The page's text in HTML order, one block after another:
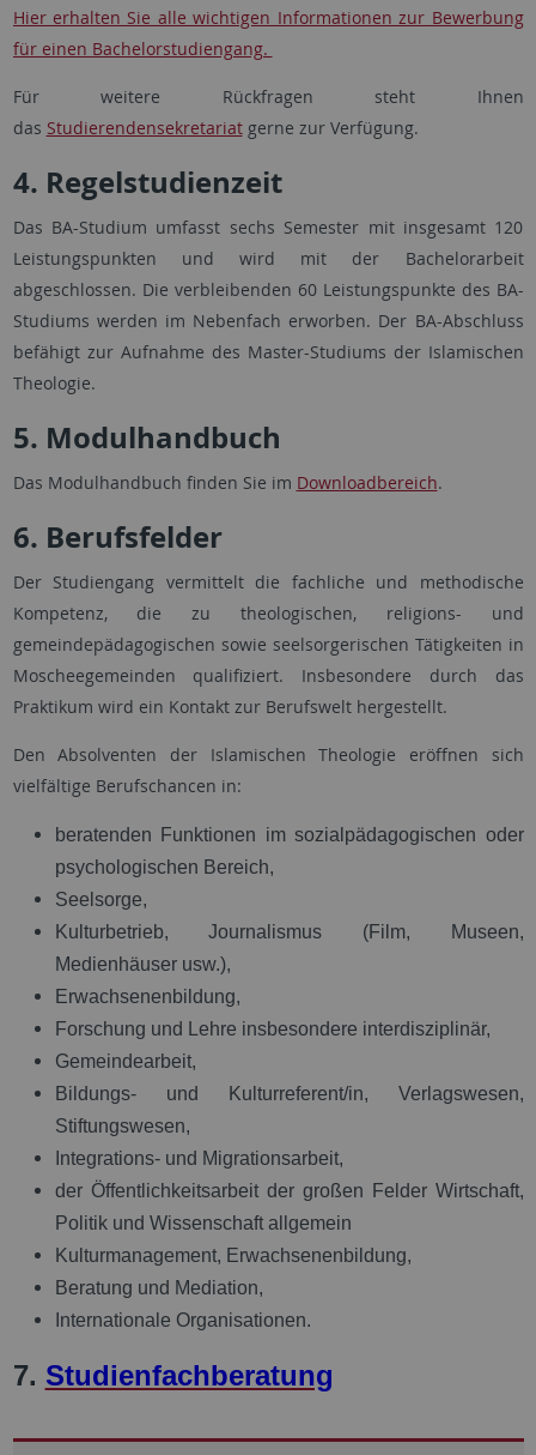
Hier erhalten Sie alle wichtigen Informationen zur Bewerbung
für einen Bachelorstudiengang.
Für weitere Rückfragen steht Ihnen
das Studierendensekretariatgerne zur Verfügung.
4. Regelstudienzeit
Das BA-Studium umfasst sechs Semester mit insgesamt 120
Leistungspunkten und wird mit der Bachelorarbeit
abgeschlossen. Die verbleibenden 60 Leistungspunkte des BA-
Studiums werden im Nebenfach erworben. Der BA-Abschluss
befähigt zur Aufnahme des Master-Studiums der Islamischen
Theologie.
5. Modulhandbuch
Das Modulhandbuch finden Sie im Downloadbereich.
6. Berufsfelder
Der Studiengang vermittelt die fachliche und methodische
Kompetenz, die zu theologischen, religions- und
gemeindepädagogischen sowie seelsorgerischen Tätigkeiten in
Moscheegemeinden qualifiziert. Insbesondere durch das
Praktikum wird ein Kontakt zur Berufswelt hergestellt.
Den Absolventen der Islamischen Theologie eröffnen sich
vielfältige Berufschancen in:
beratenden Funktionen im sozialpädagogischen oder
psychologischen Bereich,
Seelsorge,
Kulturbetrieb, Journalismus (Film, Museen,
Medienhäuser usw.),
Erwachsenenbildung,
Forschung und Lehre insbesondere interdisziplinär,
Gemeindearbeit,
Bildungs- und Kulturreferent/in, Verlagswesen,
Stiftungswesen,
Integrations- und Migrationsarbeit,
der Öffentlichkeitsarbeit der großen Felder Wirtschaft,
Politik und Wissenschaft allgemein
Kulturmanagement, Erwachsenenbildung,
Beratung und Mediation,
Internationale Organisationen.
7. Studienfachberatung